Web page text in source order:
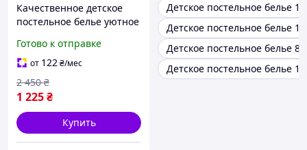
Качественное детское
постельное белье уютное
красивые расцветки
Лучшее постельное
белье
Готово к отправке
от 122₴/мес
1 225₴
2 450 ₴
Купить
Детское постельное белье
Детское постельное белье
Детское постельное белье
Детское постельное белье